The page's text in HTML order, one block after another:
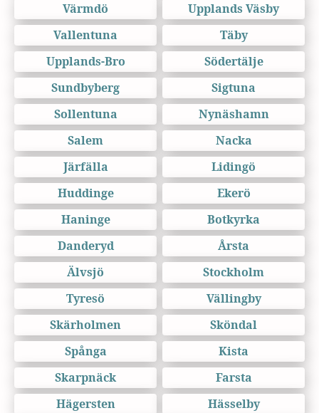
Värmdö
Upplands Väsby
Vallentuna
Täby
Upplands-Bro
Södertälje
Sundbyberg
Sigtuna
Sollentuna
Nynäshamn
Salem
Nacka
Järfälla
Lidingö
Huddinge
Ekerö
Haninge
Botkyrka
Danderyd
Årsta
Älvsjö
Stockholm
Tyresö
Vällingby
Skärholmen
Sköndal
Spånga
Kista
Skarpnäck
Farsta
Hägersten
Hässelby